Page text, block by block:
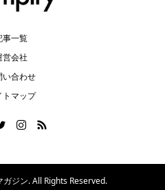
事一覧
営会社
い合わせ
トマップ
ジン. All Rights Reserved.